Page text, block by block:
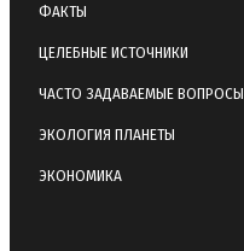
ФАКТЫ
ЦЕЛЕБНЫЕ ИСТОЧНИКИ
ЧАСТО ЗАДАВАЕМЫЕ ВОПРОСЫ
ЭКОЛОГИЯ ПЛАНЕТЫ
ЭКОНОМИКА